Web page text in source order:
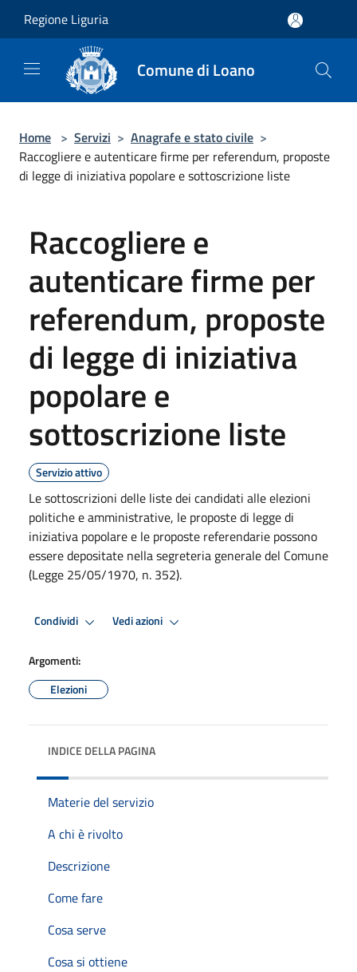
Regione Liguria
Comune di Loano
Home > Servizi > Anagrafe e stato civile >
Raccogliere e autenticare firme per referendum, proposte
di legge di iniziativa popolare e sottoscrizione liste
Raccogliere e
autenticare firme per
referendum, proposte
di legge di iniziativa
popolare e
sottoscrizione liste
Servizio attivo
Le sottoscrizioni delle liste dei candidati alle elezioni
politiche e amministrative, le proposte di legge di
iniziativa popolare e le proposte referendarie possono
essere depositate nella segreteria generale del Comune
(Legge 25/05/1970, n. 352).
Condividi Vedi azioni
Argomenti:
Elezioni
INDICE DELLA PAGINA
Materie del servizio
A chi è rivolto
Descrizione
Come fare
Cosa serve
Cosa si ottiene